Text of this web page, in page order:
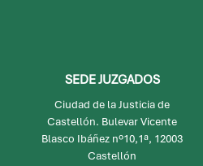
SEDE JUZGADOS
Ciudad de la Justicia de
Castellón. Bulevar Vicente
Blasco Ibáñez nº10,1ª, 12003
Castellón